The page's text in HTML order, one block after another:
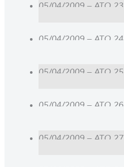
05/04/2009 – ATO 23
05/04/2009 – ATO 24
05/04/2009 – ATO 25
05/04/2009 – ATO 26
05/04/2009 – ATO 27